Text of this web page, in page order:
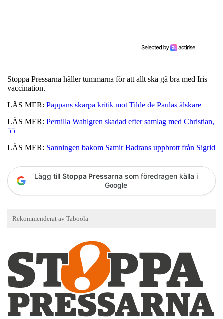
Stoppa Pressarna håller tummarna för att allt ska gå bra med Iris
vaccination.
LÄS MER: Pappans skarpa kritik mot Tilde de Paulas älskare
LÄS MER: Pernilla Wahlgren skadad efter samlag med Christian,
55
LÄS MER: Sanningen bakom Samir Badrans uppbrott från Sigrid
Lägg till Stoppa Pressarna som föredragen källa i
Google